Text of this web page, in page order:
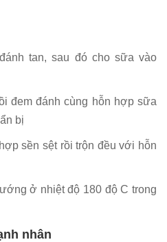
tan, sau đó cho sữa vào
đem đánh cùng hỗn hợp sữa
bị
sền sệt rồi trộn đều với hỗn
ở nhiệt độ 180 độ C trong
nhân